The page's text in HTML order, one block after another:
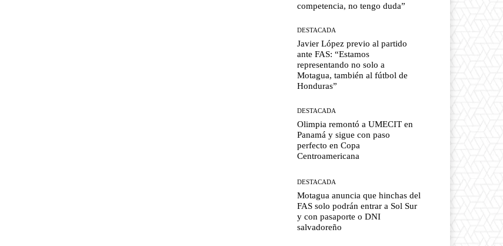
competencia, no tengo duda”
DESTACADA
Javier López previo al partido
ante FAS: “Estamos
representando no solo a
Motagua, también al fútbol de
Honduras”
DESTACADA
Olimpia remontó a UMECIT en
Panamá y sigue con paso
perfecto en Copa
Centroamericana
DESTACADA
Motagua anuncia que hinchas del
FAS solo podrán entrar a Sol Sur
y con pasaporte o DNI
salvadoreño